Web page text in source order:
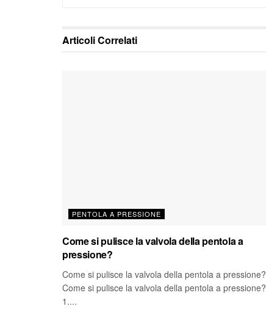
ArticoliCorrelati
PENTOLA A PRESSIONE
Come si pulisce la valvola della pentola a
pressione?
Come si pulisce la valvola della pentola a pressione?
Come si pulisce la valvola della pentola a pressione?
1....